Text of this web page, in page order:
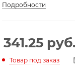
Подробности
341.25 руб.
Товар под заказ